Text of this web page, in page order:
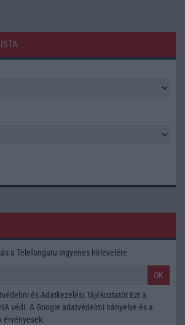
a Telefonguru ingyenes hírlevelére
OK
és Adatkezelési Tájékoztatót Ezt a
védi. A Google adatvédelmi irányelve és a
érvényesek.